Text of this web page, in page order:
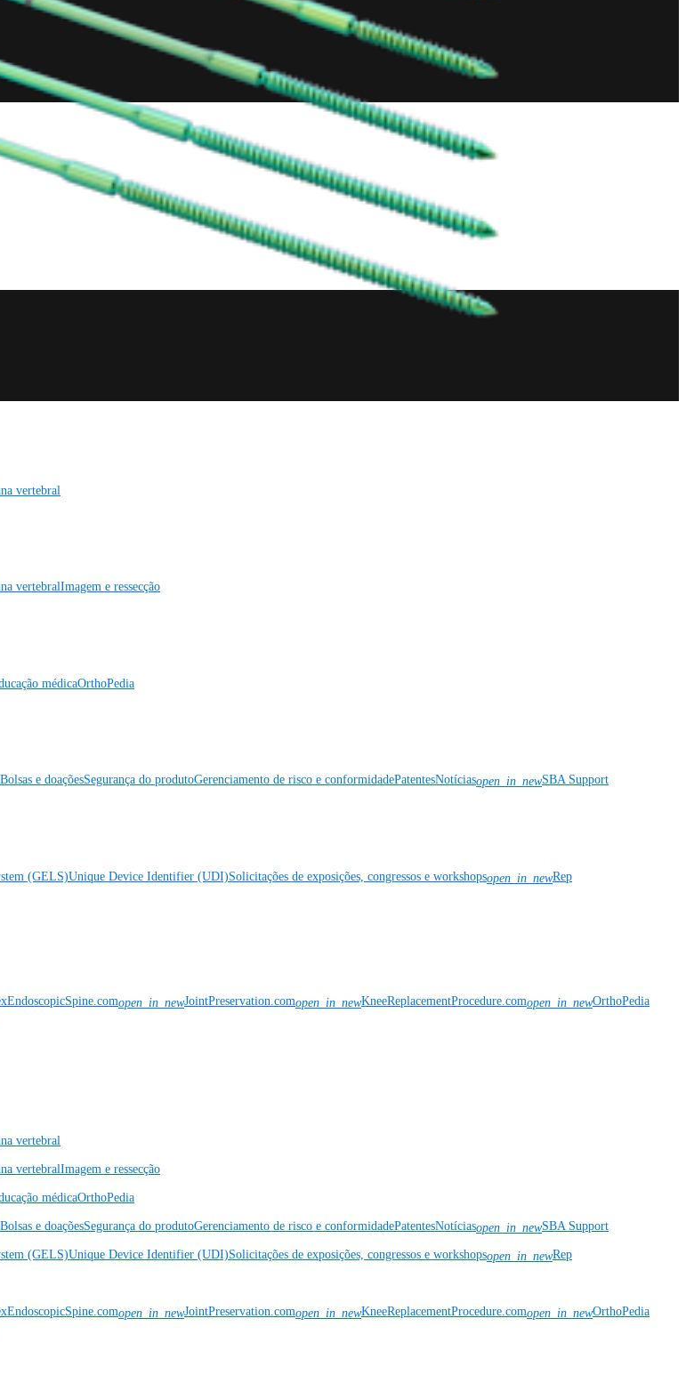
vertebral
vertebralImagem e ressecção
médicaOrthoPedia
Bolsas e doaçõesSegurança do produtoGerenciamento de risco e conformidadePatentesNotíciasopen_in_newSBA Support
(GELS)Unique Device Identifier (UDI)Solicitações de exposições, congressos e workshopsopen_in_newRep
open_in_newJointPreservation.comopen_in_newKneeReplacementProcedure.comopen_in_newOrthoPedia
vertebral
vertebralImagem e ressecção
médicaOrthoPedia
Bolsas e doaçõesSegurança do produtoGerenciamento de risco e conformidadePatentesNotíciasopen_in_newSBA Support
(GELS)Unique Device Identifier (UDI)Solicitações de exposições, congressos e workshopsopen_in_newRep
open_in_newJointPreservation.comopen_in_newKneeReplacementProcedure.comopen_in_newOrthoPedia